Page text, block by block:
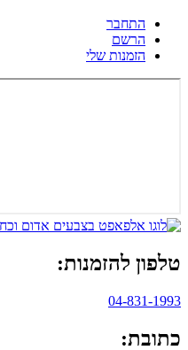
התחבר
הרשם
הזמנות שלי
טלפון להזמנות:
04-831-1993
כתובת: